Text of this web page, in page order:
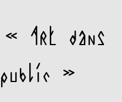
« Art dans
»